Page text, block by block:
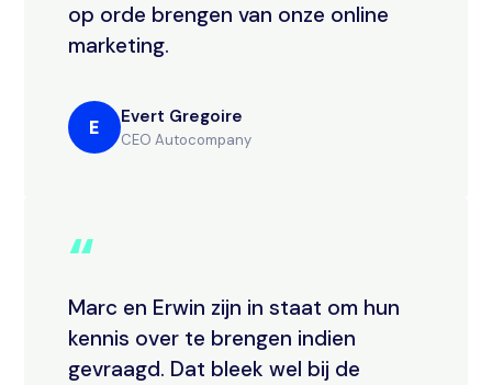
op orde brengen van onze online
marketing.
E Evert Gregoire
CEO Autocompany
“
Marc en Erwin zijn in staat om hun
kennis over te brengen indien
gevraagd. Dat bleek wel bij de